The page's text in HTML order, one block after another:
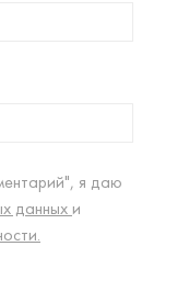
я даю
данных и